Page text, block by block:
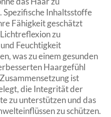
Spezifische Inhaltsstoffe
Fähigkeit geschätzt
zu
Feuchtigkeit
was zu einem gesunden
Haargefühl
ist
die Integrität der
zu unterstützen und das
zu schützen.